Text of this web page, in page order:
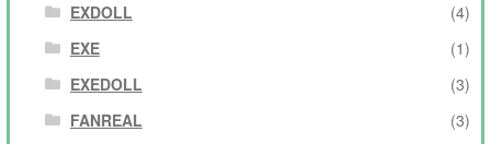
EXDOLL
(4)
EXE
(1)
EXEDOLL
(3)
FANREAL
(3)